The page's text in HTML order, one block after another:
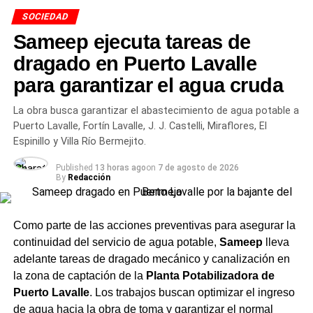
Reposo — el paso más importante
Cuando el fideo esté al dente y la papa tierna, apagá el
fuego. Tapá la olla y dejá reposar. El guiso se asienta, los
sabores se unen y el caldo espesa solo gracias al almidón
madera en el centro.Si se queda parada, el guiso está
listo.
TEMAS RELACIONADOS
COCINA TRADICIONAL ARGENTINA
COMIDA DE INVIERNO
FRENTE POLAR CHACO
FRÍO CHACO
GASTRONOMÍA CHACO
GUISO CARRERO
ACTUALIDAD
Clima en Charata hoy sábado 25 de abril: cielo
cubierto con 60% de probabilidad de lluvia y
máxima de 23°C antes del frío del lunes
Durante los últimos años, el perfil del consumidor
argentino atravesó una transformación visible. Si bien las
variedades tradicionales rubias sostienen el mayor
volumen de ventas, se consolidó la búsqueda de nuevos
estilos artesanales, combinaciones gastronómicas y
alternativas de menor graduación.
Entre las tendencias de
mercado sobresalen los
Crecimiento del segmento sin alcohol: Las
variantes 0.0% ganaron terreno entre consumidores
que buscan balancear hidratación o conducir sin
riesgos sin abandonar el ritual social.
SOCIEDAD
Sameep ejecuta tareas de
dragado en Puerto Lavalle
para garantizar el agua cruda
La obra busca garantizar el abastecimiento de agua potable a
Puerto Lavalle, Fortín Lavalle, J. J. Castelli, Miraflores, El
Espinillo y Villa Río Bermejito.
Published 13 horas agoon 7 de agosto de 2026
By Redacción
Como parte de las acciones preventivas para asegurar la
continuidad del servicio de agua potable, Sameeplleva
adelante tareas de dragado mecánico y canalización en
la zona de captación de la Planta Potabilizadora de
Puerto Lavalle. Los trabajos buscan optimizar el ingreso
de agua hacia la obra de toma y garantizar el normal